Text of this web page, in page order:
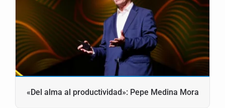
«Del alma al productividad»: Pepe Medina Mora